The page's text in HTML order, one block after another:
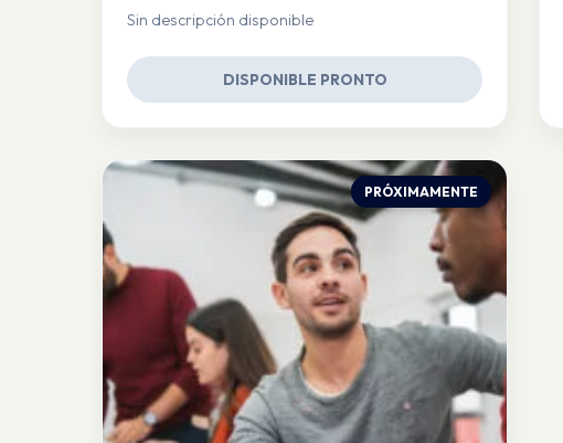
Sin descripción disponible
DISPONIBLE PRONTO
PRÓXIMAMENTE